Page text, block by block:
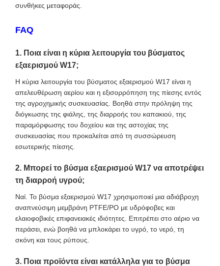
συνθήκες μεταφοράς.
FAQ
1. Ποια είναι η κύρια λειτουργία του βύσματος
εξαερισμού W17;
Η κύρια λειτουργία του βύσματος εξαερισμού W17 είναι η
απελευθέρωση αερίου και η εξισορρόπηση της πίεσης εντός
της αγροχημικής συσκευασίας. Βοηθά στην πρόληψη της
διόγκωσης της φιάλης, της διαρροής του καπακιού, της
παραμόρφωσης του δοχείου και της αστοχίας της
συσκευασίας που προκαλείται από τη συσσώρευση
εσωτερικής πίεσης.
2. Μπορεί το βύσμα εξαερισμού W17 να αποτρέψει
τη διαρροή υγρού;
Ναί. Το βύσμα εξαερισμού W17 χρησιμοποιεί μια αδιάβροχη
αναπνεύσιμη μεμβράνη PTFE/PO με υδρόφοβες και
ελαιοφοβικές επιφανειακές ιδιότητες. Επιτρέπει στο αέριο να
περάσει, ενώ βοηθά να μπλοκάρει το υγρό, το νερό, τη
σκόνη και τους ρύπους.
3. Ποια προϊόντα είναι κατάλληλα για το βύσμα